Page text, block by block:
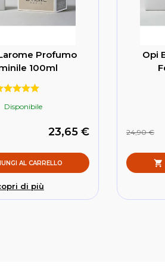
Profumo
100ml
Disponibile
23,65 €
AL CARRELLO
di più
Opi
24,90 €